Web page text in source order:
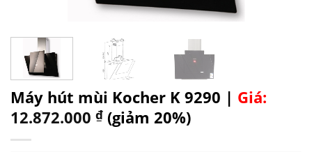
Máy hút mùi Kocher K 9290 | Giá:
12.872.000 ₫ (giảm 20%)